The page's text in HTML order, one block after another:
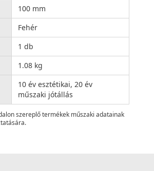
100 mm
Fehér
1 db
1.08 kg
10 év esztétikai, 20 év
műszaki jótállás
szereplő termékek műszaki adatainak